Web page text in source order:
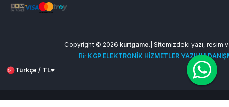
Copyright © 2026 kurtgame.| Sitemizdeki yazı, resim
Bir KGP ELEKTRONİK HİZMETLER YAZILIM
Türkçe / TL